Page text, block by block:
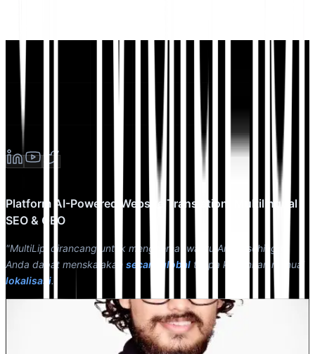
Platform AI-Powered Website Translation, Multilingual
SEO & GEO
"MultiLipi dirancang untuk menghemat waktu Anda, sehingga
Anda dapat menskalakan secara global tanpa kerumitan manual
lokalisasi."